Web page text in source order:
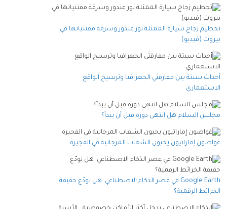
تحطيم زجاج سيارة الممثلة نور غندور وسرقة مقتنياتها في
بيروت (فيديو)
أحداث سبتة بين مفارقتَي الجغرافيا وترسيخ الواقع
الاستعماري
مجلس السلام هل انتهى دوره قبل أن يبدأ؟
غواصون إماراتيون يحيون الشعاب المرجانية في الفجيرة
Google Earth في عصر الذكاء الاصطناعي: هل نودّع حقيقة
الخرائط الرقمية؟